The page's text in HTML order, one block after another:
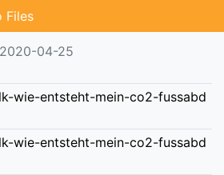
Files
2020-04-25
wie-entsteht-mein-co2-fussabd
wie-entsteht-mein-co2-fussabd